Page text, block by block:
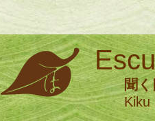
聞く
Kiku